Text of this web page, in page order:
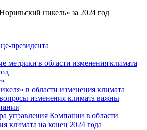
никель» за 2024 год
президента
метрики в области изменения климата
в области изменения климата
изменения климата важны
управления Компании в области
климата на конец 2024 года